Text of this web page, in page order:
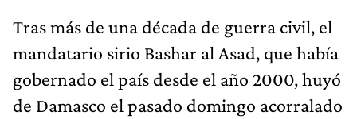
Tras más de una década de guerra civil, el
mandatario sirio Bashar al Asad, que había
gobernado el país desde el año 2000, huyó
de Damasco el pasado domingo acorralado